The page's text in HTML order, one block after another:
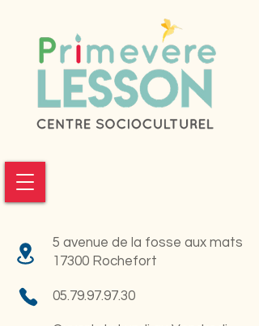
5 avenue de la fosse aux mats
17300 Rochefort
05.79.97.97.30